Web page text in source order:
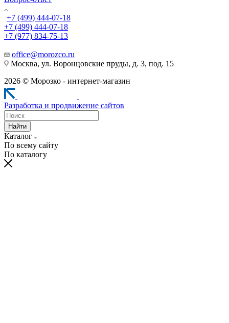
+7 (499) 444-07-18
+7 (499) 444-07-18
+7 (977) 834-75-13
office@morozco.ru
Москва, ул. Воронцовские пруды, д. 3, под. 15
2026 © Морозко - интернет-магазин
Разработка и продвижение сайтов
Найти
Каталог
По всему сайту
По каталогу